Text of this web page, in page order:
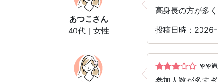
あつこ さん
40代｜女性
高身長の方が多
投稿日時：
やや
参加人数が多す